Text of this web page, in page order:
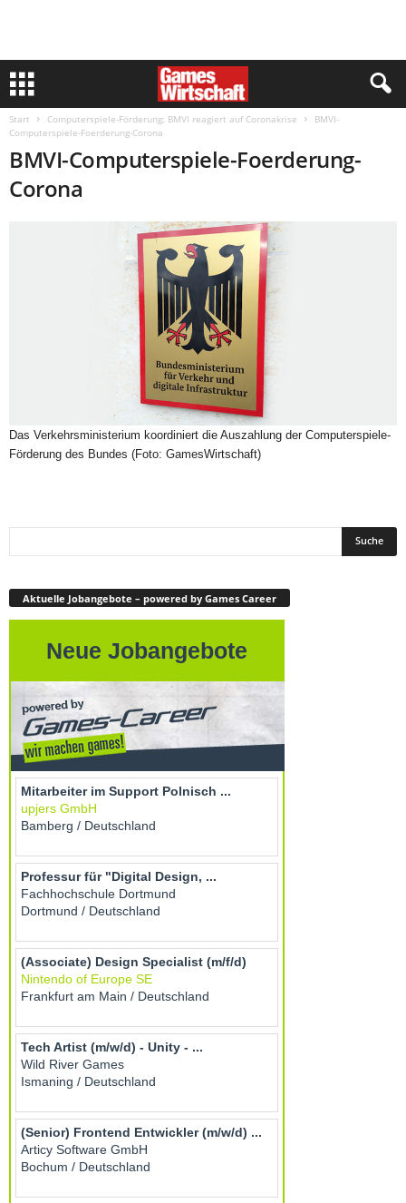
Start Computerspiele-Förderung: BMVI reagiert auf Coronakrise
BMVI-
Computerspiele-Foerderung-Corona
BMVI-Computerspiele-Foerderung-
Corona
Das Verkehrsministerium koordiniert die Auszahlung der Computerspiele-
Förderung des Bundes (Foto: GamesWirtschaft)
Aktuelle Jobangebote – powered by Games Career